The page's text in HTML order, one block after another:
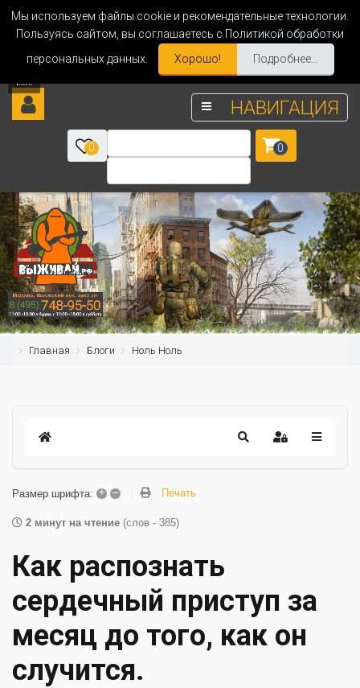
Мы используем файлы cookie и рекомендательные технологии.
Пользуясь сайтом, вы соглашаетесь с Политикой обработки
персональных данных.
Хорошо! Подробнее...
НАВИГАЦИЯ
0 0
Главная Блоги Ноль Ноль
Размер шрифта: + – Печать
2 минут на чтение (слов - 385)
Как распознать
сердечный приступ за
месяц до того, как он
случится.